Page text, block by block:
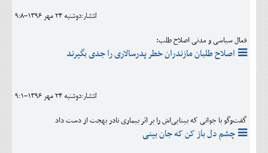
انتشار:دوشنبه 24 مهر 1396-9:8
فعال سیاسی و مدنی اصلاح طلب:
اصلاح طلبان مازندران خطر پدرسالاری را جدی بگیرند
انتشار:دوشنبه 24 مهر 1396-9:1
گفت‌وگو با جوانی که بینایی‌اش را بر اثر بیماری نادر بهجت از دست داد
چشم دل باز کن که جان بینی